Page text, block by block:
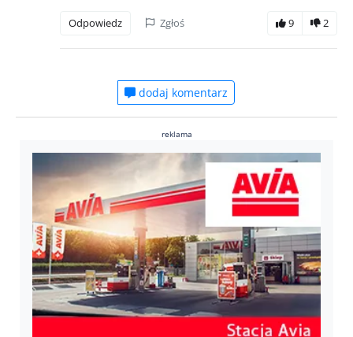
Odpowiedz Zgłoś 9 2
dodaj komentarz
reklama